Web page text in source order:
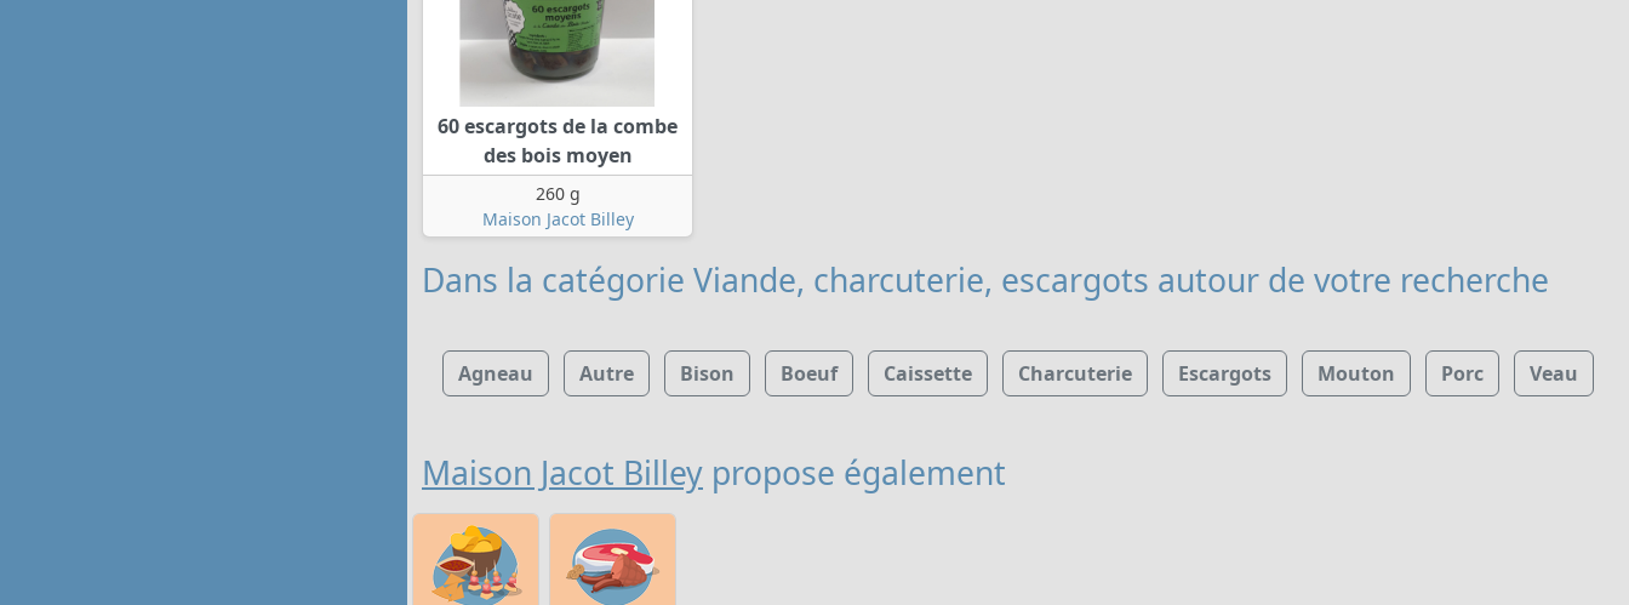
60 escargots de la combe
des bois moyen
260 g
Maison Jacot Billey
Dans la catégorie Viande, charcuterie, escargots autour de votre recherche
Agneau Autre Bison Boeuf Caissette Charcuterie Escargots Mouton Porc Veau
Maison Jacot Billey propose également